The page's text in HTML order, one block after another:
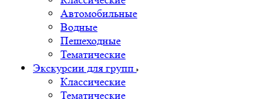
Автомобильные
Водные
Пешеходные
Тематические
Экскурсии для групп
Классические
Тематические